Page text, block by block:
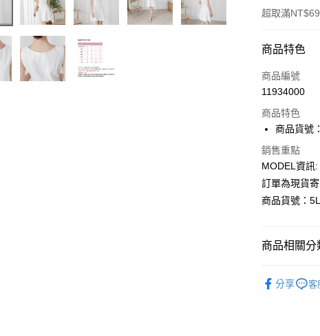
超取滿
付款方式
信用卡一次付
LINE Pay
Apple Pay
全家取貨付款
付款後全家取
商品特色
商品編號
11934000
商品特色
商品貨號
銷售重點
MODEL資訊
訂單為現貨
商品貨號：
商品相關分
分享 客